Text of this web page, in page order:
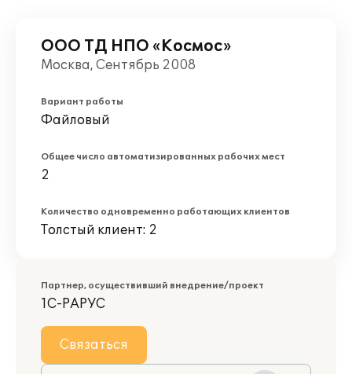
ООО ТД НПО «Космос»
Москва, Сентябрь 2008
Вариант работы
Файловый
Общее число автоматизированных рабочих мест
2
Количество одновременно работающих клиентов
Толстый клиент: 2
Партнер, осуществивший внедрение/проект
1С-РАРУС
Связаться